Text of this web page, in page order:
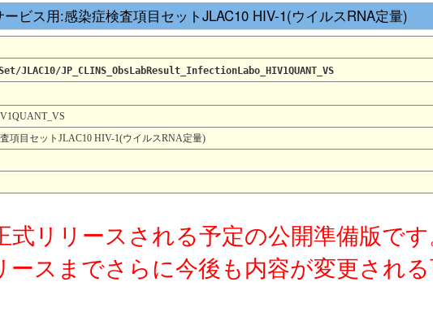
ビス用:感染症検査項目セットJLAC10 HIV-1(ウイルスRNA定量)
JP_CLINS_ObsLabResult_InfectionLabo_HIV1QUANT_VS
項目セットJLAC10 HIV-1(ウイルスRNA定量)
リリースされる予定の公開準備版です
スまでさらに今後も内容が変更され